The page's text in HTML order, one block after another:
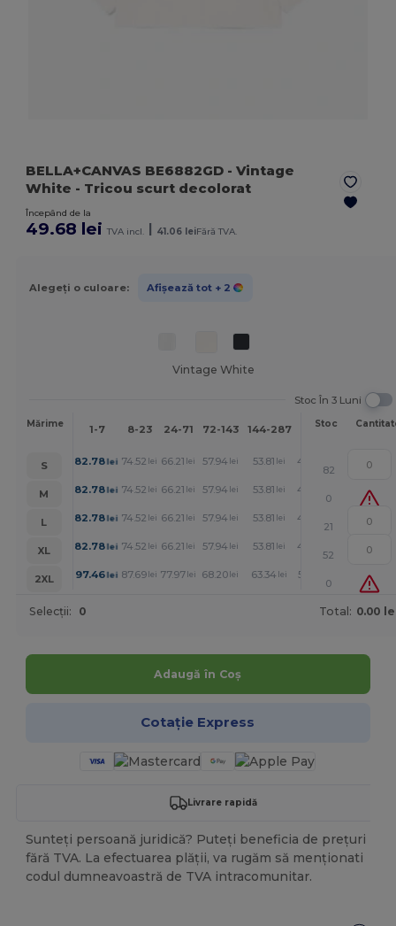
BELLA+CANVAS BE6882GD - Vintage
White - Tricou scurt decolorat
Începând de la
49.68 lei TVA incl. | 41.06 leiFără TVA.
Alegeți o culoare: Afișează tot + 2
Vintage White
Stoc În 3 Luni
Mărime 1-7 8-23 24-71 72-143 144-287 288 +
Mai
Stoc
S 82.78lei 74.52 lei 66.21 lei 57.94 lei 53.81 lei 49.68
82
M
82.78lei 74.52 lei 66.21 lei 57.94 lei 53.81 lei 49.68
0
L
82.78lei 74.52 lei 66.21 lei 57.94 lei 53.81 lei 49.68
21
XL
82.78lei 74.52 lei 66.21 lei 57.94 lei 53.81 lei 49.68
52
2XL
97.46lei 87.69 lei 77.97 lei 68.20 lei 63.34 lei 58.48
0
Selecții: 0 Total: 0.00
Adaugă în Coș
Cotație Express
Livrare rapidă
Sunteți persoană juridică? Puteți beneficia de prețuri
fără TVA. La efectuarea plății, va rugăm să menționati
codul dumneavoastră de TVA intracomunitar.